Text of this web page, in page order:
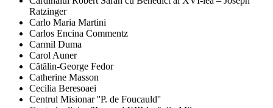
Ratzinger
Carlo Maria Martini
Carlos Encina Commentz
Carmil Duma
Carol Auner
Cătălin-George Fedor
Catherine Masson
Cecilia Beresoaei
Centrul Misionar ''P. de Foucauld''